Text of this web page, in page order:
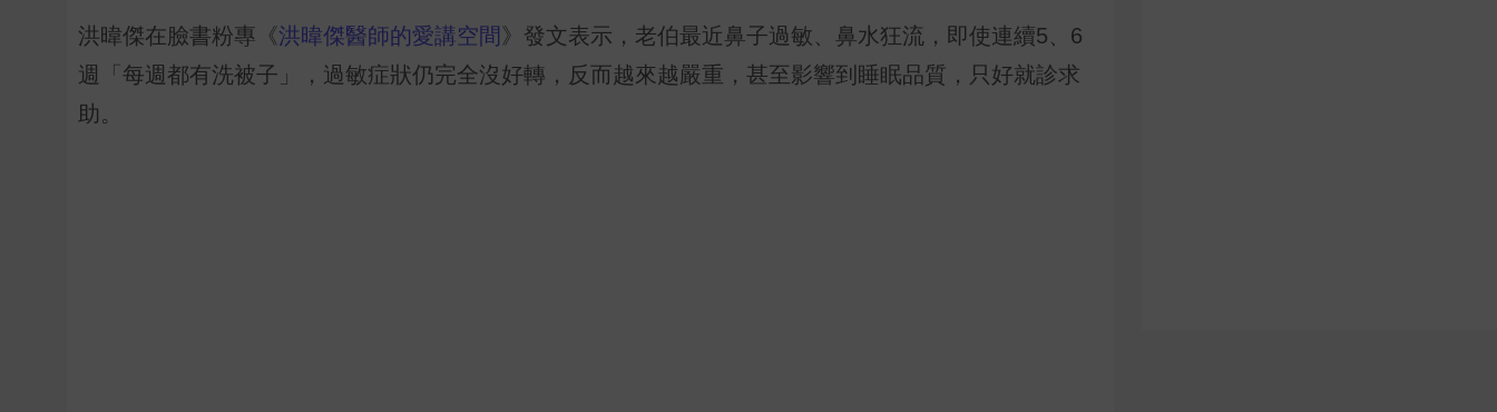
洪暐傑在臉書粉專《洪暐傑醫師的愛講空間 》發文表示，老伯最近鼻子過敏、鼻水狂流，即使連續5、6
週「每週都有洗被子」，過敏症狀仍完全沒好轉，反而越來越嚴重，甚至影響到睡眠品質，只好就診求
助。